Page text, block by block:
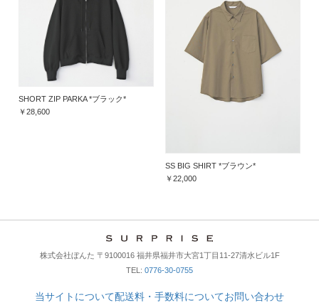
SHORT ZIP PARKA *ブラック*
￥28,600
SS BIG SHIRT *ブラウン*
￥22,000
株式会社ぼんた 〒9100016 福井県福井市大宮1丁目11-27清水ビル1F
TEL: 0776-30-0755
当サイトについて配送料・手数料についてお問い合わせ